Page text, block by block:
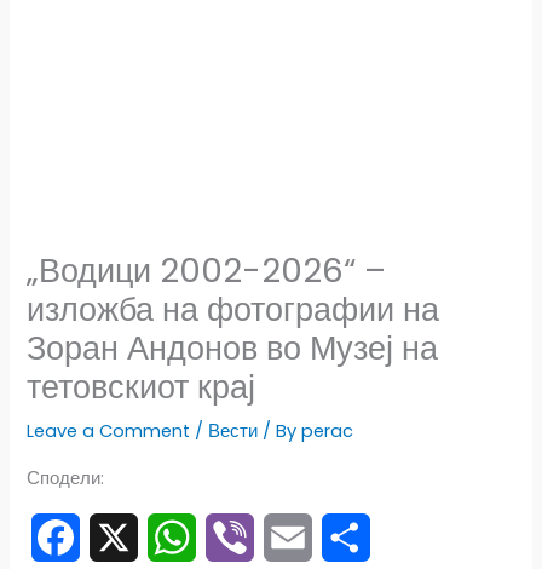
„Водици 2002-2026“ –
изложба на фотографии на
Зоран Андонов во Музеј на
тетовскиот крај
Leave a Comment / Вести / Byperac
Сподели: